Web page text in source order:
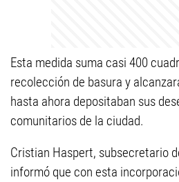
Esta medida suma casi 400
recolección de basura y
hasta ahora depositaban sus
comunitarios de la ciudad.
Cristian Haspert, subsecretario
informó que con esta